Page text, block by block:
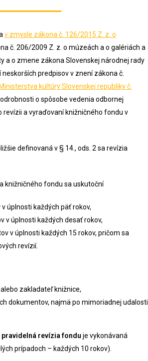
v zmysle zákona č. 126/2015 Z. z. o
č. 206/2009 Z. z. o múzeách a o galériách a
a o zmene zákona Slovenskej národnej rady
predpisov v znení zákona č.
kultúry Slovenskej republiky č.
o spôsobe vedenia odbornej
a vyraďovaní knižničného fondu v
definovaná v § 14., ods. 2 sa revízia
knižničného fondu sa uskutoční
úplnosti každých päť rokov,
v úplnosti každých desať rokov,
v úplnosti každých 15 rokov, pričom sa
revízií.
zakladateľ knižnice,
dokumentov, najmä po mimoriadnej udalosti
pravidelná revízia fondu je vykonávaná
prípadoch – každých 10 rokov).